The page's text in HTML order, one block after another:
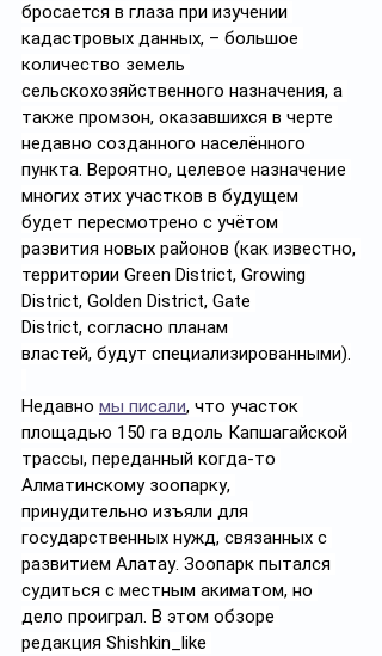
бросается в глаза при изучении
кадастровых данных, – большое
количество земель
сельскохозяйственного назначения, а
также промзон, оказавшихся в черте
недавно созданного населённого
пункта. Вероятно, целевое назначение
многих этих участков в будущем
будет пересмотрено с учётом
развития новых районов (как известно,
территории Green District, Growing
District, Golden District, Gate
District, согласно планам
властей, будут специализированными).
Недавно мы писали, что участок
площадью 150 га вдоль Капшагайской
трассы, переданный когда-то
Алматинскому зоопарку,
принудительно изъяли для
государственных нужд, связанных с
развитием Алатау. Зоопарк пытался
судиться с местным акиматом, но
дело проиграл. В этом обзоре
редакция Shishkin_like